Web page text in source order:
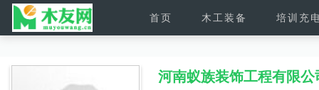
首页 木工装备 培训充
河南蚁族装饰工程有限公